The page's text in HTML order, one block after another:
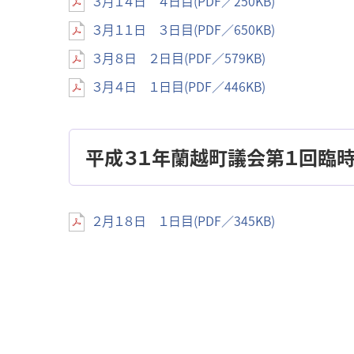
３月１１日 ３日目(PDF／650KB)
３月８日 ２日目(PDF／579KB)
３月４日 １日目(PDF／446KB)
平成３１年蘭越町議会第１回臨
２月１８日 １日目(PDF／345KB)